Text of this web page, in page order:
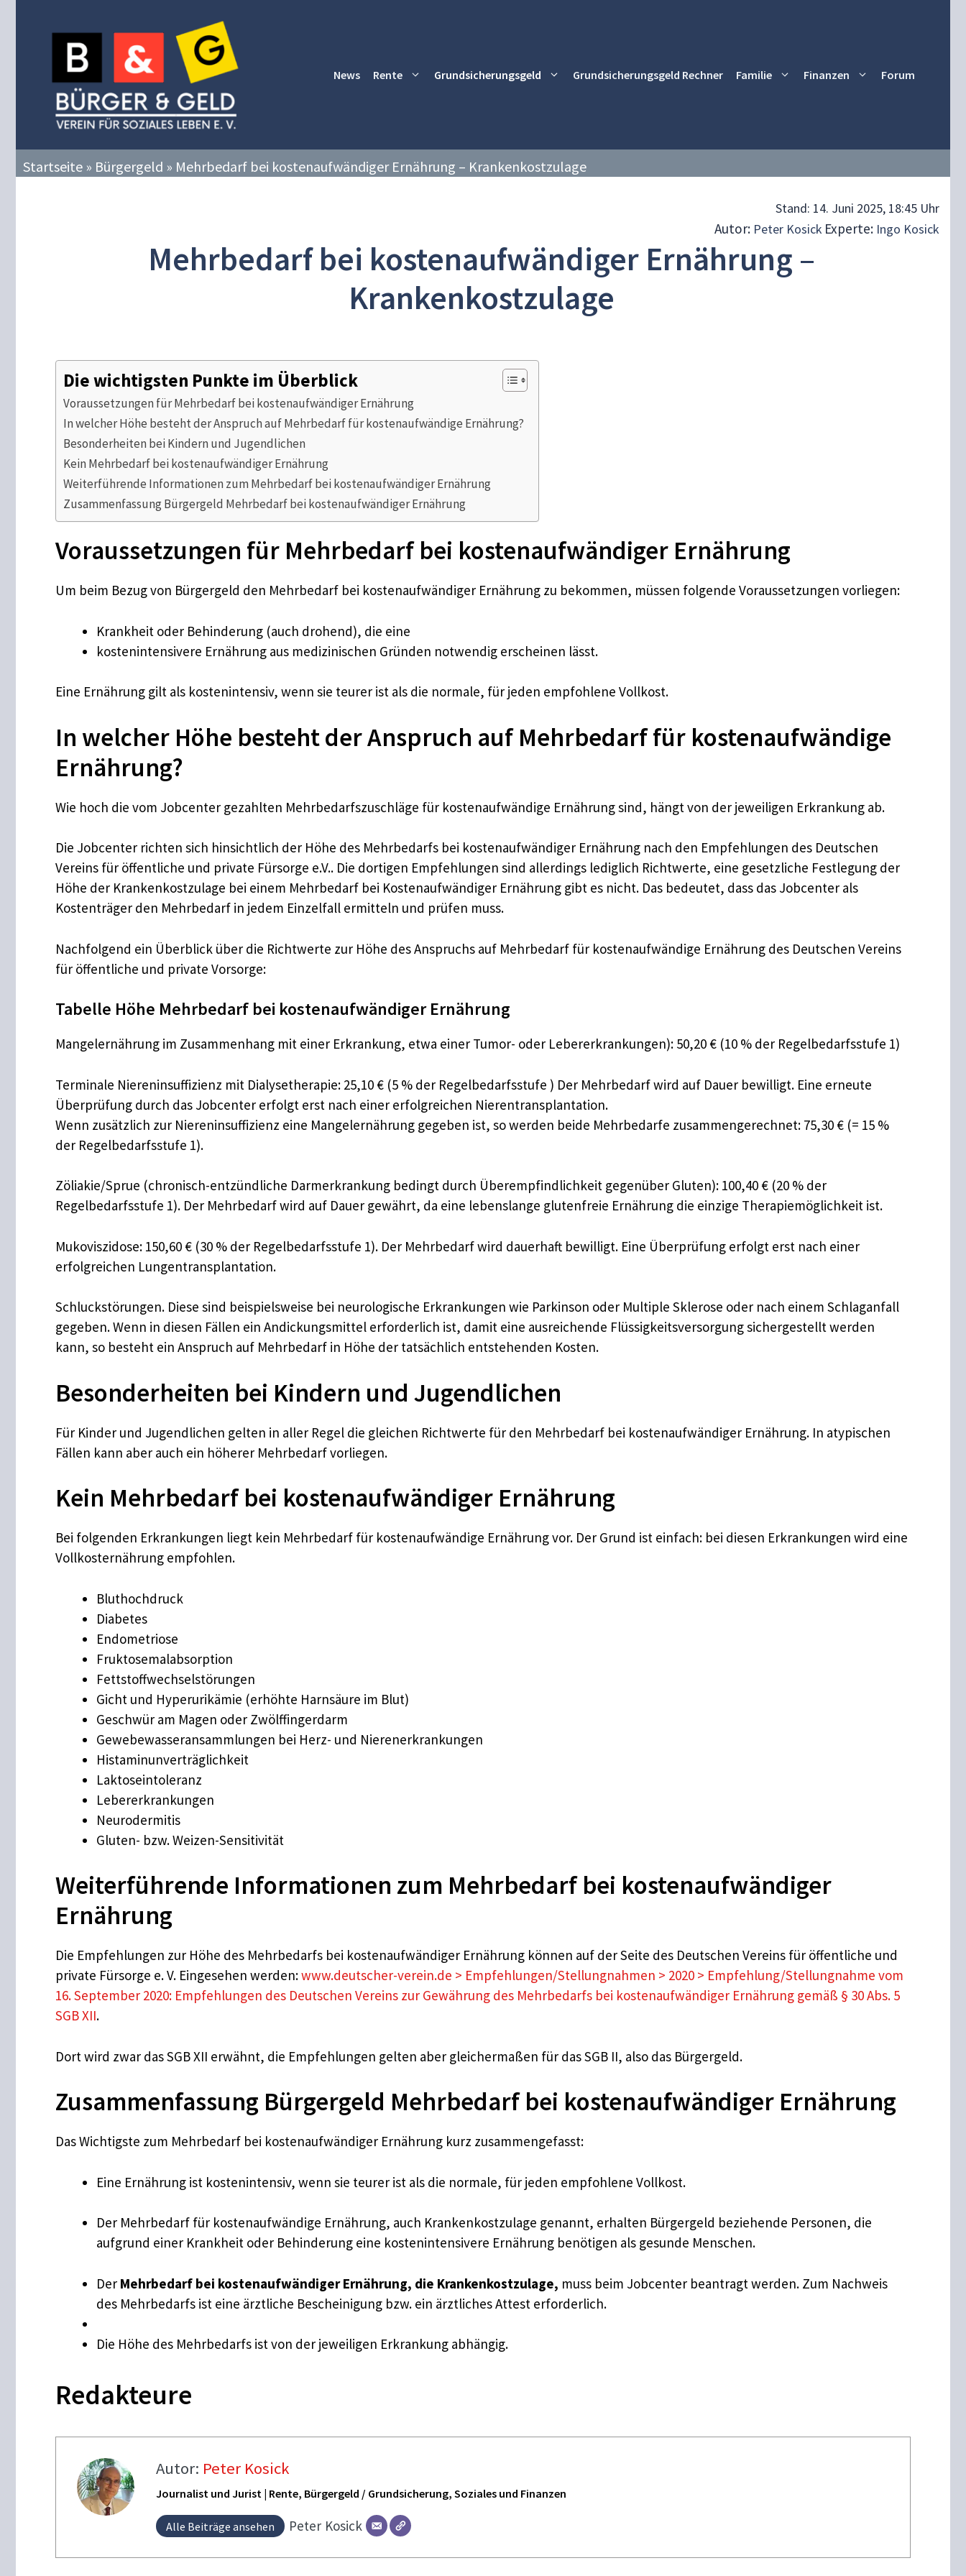
News Rente Grundsicherungsgeld Grundsicherungsgeld Rechner Familie Finanzen Forum
Startseite » Bürgergeld » Mehrbedarf bei kostenaufwändiger Ernährung – Krankenkostzulage
Stand: 14. Juni 2025, 18:45 Uhr
Autor: Peter Kosick Experte: Ingo Kosick
Mehrbedarf bei kostenaufwändiger Ernährung –
Krankenkostzulage
Die wichtigsten Punkte im Überblick
Voraussetzungen für Mehrbedarf bei kostenaufwändiger Ernährung
In welcher Höhe besteht der Anspruch auf Mehrbedarf für kostenaufwändige Ernährung?
Besonderheiten bei Kindern und Jugendlichen
Kein Mehrbedarf bei kostenaufwändiger Ernährung
Weiterführende Informationen zum Mehrbedarf bei kostenaufwändiger Ernährung
Zusammenfassung Bürgergeld Mehrbedarf bei kostenaufwändiger Ernährung
Voraussetzungen für Mehrbedarf bei kostenaufwändiger Ernährung
Um beim Bezug von Bürgergeld den Mehrbedarf bei kostenaufwändiger Ernährung zu bekommen, müssen folgende Voraussetzungen vorliegen:
Krankheit oder Behinderung (auch drohend), die eine
kostenintensivere Ernährung aus medizinischen Gründen notwendig erscheinen lässt.
Eine Ernährung gilt als kostenintensiv, wenn sie teurer ist als die normale, für jeden empfohlene Vollkost.
In welcher Höhe besteht der Anspruch auf Mehrbedarf für kostenaufwändige
Ernährung?
Wie hoch die vom Jobcenter gezahlten Mehrbedarfszuschläge für kostenaufwändige Ernährung sind, hängt von der jeweiligen Erkrankung ab.
Die Jobcenter richten sich hinsichtlich der Höhe des Mehrbedarfs bei kostenaufwändiger Ernährung nach den Empfehlungen des Deutschen
Vereins für öffentliche und private Fürsorge e.V.. Die dortigen Empfehlungen sind allerdings lediglich Richtwerte, eine gesetzliche Festlegung der
Höhe der Krankenkostzulage bei einem Mehrbedarf bei Kostenaufwändiger Ernährung gibt es nicht. Das bedeutet, dass das Jobcenter als
Kostenträger den Mehrbedarf in jedem Einzelfall ermitteln und prüfen muss.
Nachfolgend ein Überblick über die Richtwerte zur Höhe des Anspruchs auf Mehrbedarf für kostenaufwändige Ernährung des Deutschen Vereins
für öffentliche und private Vorsorge:
Tabelle Höhe Mehrbedarf bei kostenaufwändiger Ernährung
Mangelernährung im Zusammenhang mit einer Erkrankung, etwa einer Tumor- oder Lebererkrankungen): 50,20 € (10 % der Regelbedarfsstufe 1)
Terminale Niereninsuffizienz mit Dialysetherapie: 25,10 € (5 % der Regelbedarfsstufe ) Der Mehrbedarf wird auf Dauer bewilligt. Eine erneute
Überprüfung durch das Jobcenter erfolgt erst nach einer erfolgreichen Nierentransplantation.
Wenn zusätzlich zur Niereninsuffizienz eine Mangelernährung gegeben ist, so werden beide Mehrbedarfe zusammengerechnet: 75,30 € (= 15 %
der Regelbedarfsstufe 1).
Zöliakie/Sprue (chronisch-entzündliche Darmerkrankung bedingt durch Überempfindlichkeit gegenüber Gluten): 100,40 € (20 % der
Regelbedarfsstufe 1). Der Mehrbedarf wird auf Dauer gewährt, da eine lebenslange glutenfreie Ernährung die einzige Therapiemöglichkeit ist.
Mukoviszidose: 150,60 € (30 % der Regelbedarfsstufe 1). Der Mehrbedarf wird dauerhaft bewilligt. Eine Überprüfung erfolgt erst nach einer
erfolgreichen Lungentransplantation.
Schluckstörungen. Diese sind beispielsweise bei neurologische Erkrankungen wie Parkinson oder Multiple Sklerose oder nach einem Schlaganfall
gegeben. Wenn in diesen Fällen ein Andickungsmittel erforderlich ist, damit eine ausreichende Flüssigkeitsversorgung sichergestellt werden
kann, so besteht ein Anspruch auf Mehrbedarf in Höhe der tatsächlich entstehenden Kosten.
Besonderheiten bei Kindern und Jugendlichen
Für Kinder und Jugendlichen gelten in aller Regel die gleichen Richtwerte für den Mehrbedarf bei kostenaufwändiger Ernährung. In atypischen
Fällen kann aber auch ein höherer Mehrbedarf vorliegen.
Kein Mehrbedarf bei kostenaufwändiger Ernährung
Bei folgenden Erkrankungen liegt kein Mehrbedarf für kostenaufwändige Ernährung vor. Der Grund ist einfach: bei diesen Erkrankungen wird eine
Vollkosternährung empfohlen.
Bluthochdruck
Diabetes
Endometriose
Fruktosemalabsorption
Fettstoffwechselstörungen
Gicht und Hyperurikämie (erhöhte Harnsäure im Blut)
Geschwür am Magen oder Zwölffingerdarm
Gewebewasseransammlungen bei Herz- und Nierenerkrankungen
Histaminunverträglichkeit
Laktoseintoleranz
Lebererkrankungen
Neurodermitis
Gluten- bzw. Weizen-Sensitivität
Weiterführende Informationen zum Mehrbedarf bei kostenaufwändiger
Ernährung
Die Empfehlungen zur Höhe des Mehrbedarfs bei kostenaufwändiger Ernährung können auf der Seite des Deutschen Vereins für öffentliche und
private Fürsorge e. V. Eingesehen werden:www.deutscher-verein.de > Empfehlungen/Stellungnahmen > 2020 > Empfehlung/Stellungnahme vom
16. September 2020: Empfehlungen des Deutschen Vereins zur Gewährung des Mehrbedarfs bei kostenaufwändiger Ernährung gemäß § 30 Abs. 5
SGB XII.
Dort wird zwar das SGB XII erwähnt, die Empfehlungen gelten aber gleichermaßen für das SGB II, also das Bürgergeld.
Zusammenfassung Bürgergeld Mehrbedarf bei kostenaufwändiger Ernährung
Das Wichtigste zum Mehrbedarf bei kostenaufwändiger Ernährung kurz zusammengefasst:
Eine Ernährung ist kostenintensiv, wenn sie teurer ist als die normale, für jeden empfohlene Vollkost.
Der Mehrbedarf für kostenaufwändige Ernährung, auch Krankenkostzulage genannt, erhalten Bürgergeld beziehende Personen, die
aufgrund einer Krankheit oder Behinderung eine kostenintensivere Ernährung benötigen als gesunde Menschen.
Der Mehrbedarf bei kostenaufwändiger Ernährung, die Krankenkostzulage, muss beim Jobcenter beantragt werden. Zum Nachweis
des Mehrbedarfs ist eine ärztliche Bescheinigung bzw. ein ärztliches Attest erforderlich.
Die Höhe des Mehrbedarfs ist von der jeweiligen Erkrankung abhängig.
Redakteure
Autor: Peter Kosick
Journalist und Jurist | Rente, Bürgergeld / Grundsicherung, Soziales und Finanzen
Alle Beiträge ansehen Peter Kosick